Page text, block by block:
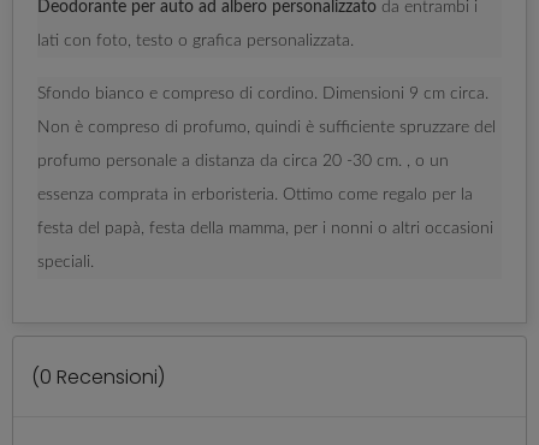
Deodorante per auto ad albero personalizzato da entrambi i
lati con foto, testo o grafica personalizzata.
Sfondo bianco e compreso di cordino. Dimensioni 9 cm circa.
Non è compreso di profumo, quindi è sufficiente spruzzare del
profumo personale a distanza da circa 20 -30 cm. , o un
essenza comprata in erboristeria. Ottimo come regalo per la
festa del papà, festa della mamma, per i nonni o altri occasioni
speciali.
(0 Recensioni)